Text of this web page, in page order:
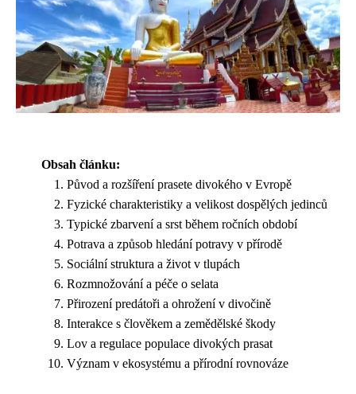
Obsah článku:
Původ a rozšíření prasete divokého v Evropě
Fyzické charakteristiky a velikost dospělých jedinců
Typické zbarvení a srst během ročních období
Potrava a způsob hledání potravy v přírodě
Sociální struktura a život v tlupách
Rozmnožování a péče o selata
Přirození predátoři a ohrožení v divočině
Interakce s člověkem a zemědělské škody
Lov a regulace populace divokých prasat
Význam v ekosystému a přírodní rovnováze